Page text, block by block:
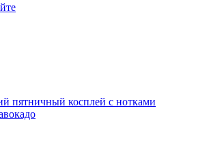
пятничный косплей с нотками